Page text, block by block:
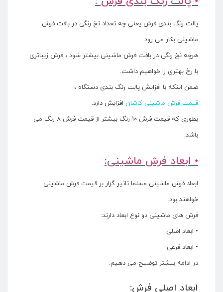
پالت رنگ بندی فرش یعنی چه تعداد نخ رنگی در بافت فرش
ماشینی بکار می رود.
هرچه نخ رنگی در بافت فرش ماشینی بیشتر شود ، فرش زیباتری
با رخ بهتری را خواهیم داشت.
ضمن اینکه با افزایش پالت رنگ بندی دستگاه ،
قیمت فرش ماشینی کاشان افزایش دارد.
بطوری که قیمت فرش ۱۰ رنگ بیشتر از قیمت فرش ۸ رنگ می
باشد.
• ابعاد فرش ماشینی:
ابعاد فرش ماشینی مسلما تاثیر گزار بر قیمت فرش ماشینی
خواهند بود.
فرش های ماشینی دو نوع ابعاد دارند:
• ابعاد اصلی
• ابعاد فرعی
در ادامه بیشتر توضیح می دهیم:
ابعاد اصلی فرش: